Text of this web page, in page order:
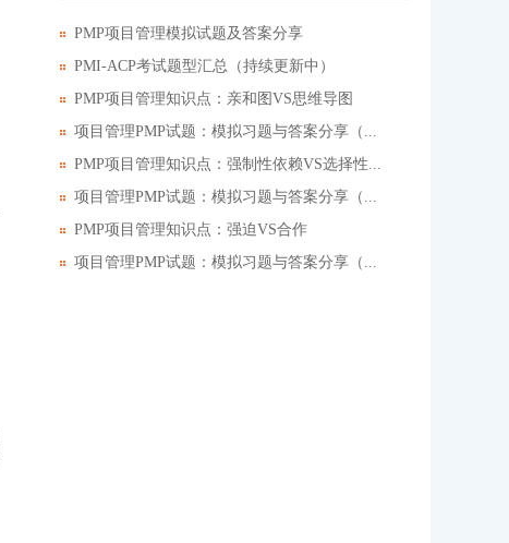
PMP项目管理模拟试题及答案分享
PMI-ACP考试题型汇总（持续更新中）
PMP项目管理知识点：亲和图VS思维导图
项目管理PMP试题：模拟习题与答案分享（...
PMP项目管理知识点：强制性依赖VS选择性...
项目管理PMP试题：模拟习题与答案分享（...
PMP项目管理知识点：强迫VS合作
项目管理PMP试题：模拟习题与答案分享（...